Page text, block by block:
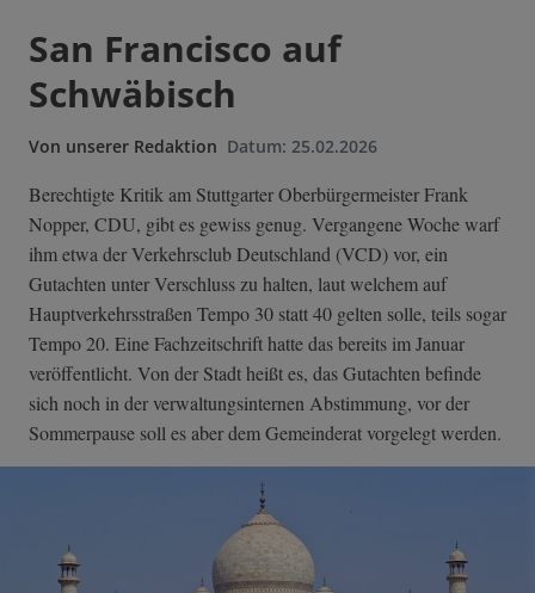
San Francisco auf
Schwäbisch
Von unserer Redaktion Datum: 25.02.2026
Berechtigte Kritik am Stuttgarter Oberbürgermeister Frank
Nopper, CDU, gibt es gewiss genug. Vergangene Woche warf
ihm etwa der Verkehrsclub Deutschland (VCD) vor, ein
Gutachten unter Verschluss zu halten, laut welchem auf
Hauptverkehrsstraßen Tempo 30 statt 40 gelten solle, teils sogar
Tempo 20. Eine Fachzeitschrift hatte das bereits im Januar
veröffentlicht. Von der Stadt heißt es, das Gutachten befinde
sich noch in der verwaltungsinternen Abstimmung, vor der
Sommerpause soll es aber dem Gemeinderat vorgelegt werden.